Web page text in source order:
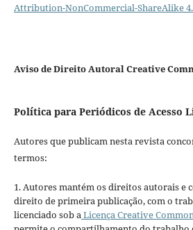
Attribution-NonCommercial-ShareAlike
Aviso de Direito Autoral Creative
Política para Periódicos de Acesso
Autores que publicam nesta revista
termos:
1. Autores mantém os direitos autorais e
direito de primeira publicação, com o
licenciado sob aLicença Creative